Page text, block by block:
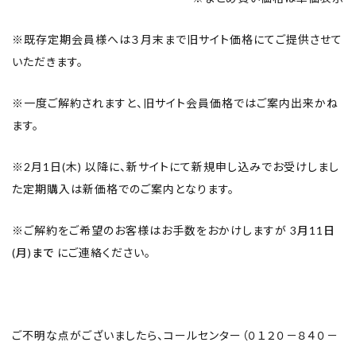
※既存定期会員様へは３月末まで旧サイト価格にてご提供させて
いただきます。
※一度ご解約されますと、旧サイト会員価格ではご案内出来かね
ます。
※2月1日(木) 以降に、新サイトにて新規申し込みでお受けしまし
た定期購入は新価格でのご案内となります。
※ご解約をご希望のお客様はお手数をおかけしますが 3月11日
(月)まで にご連絡ください。
ご不明な点がございましたら、コールセンター（０１２０－８４０－